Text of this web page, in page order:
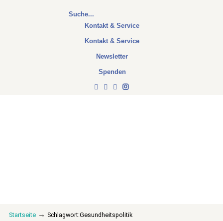
Kontakt & Service
Kontakt & Service
Newsletter
Spenden
Startseite → Schlagwort:Gesundheitspolitik